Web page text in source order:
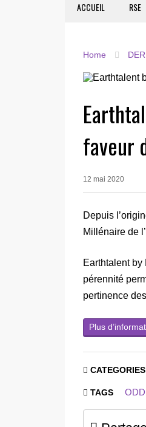
ACCUEIL RSE
Home
faveur
12 mai 2020
Depuis
Millénaire de
Earthtalent
pérennité
pertinence
Plus
CATEGORIES
TAGS ODD